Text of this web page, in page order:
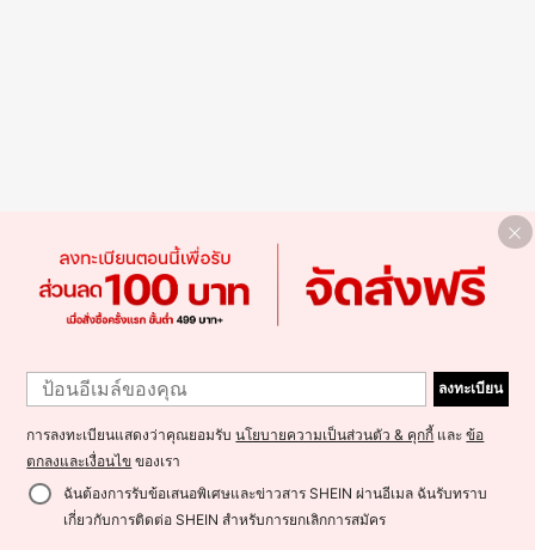
ลงทะเบียน
การลงทะเบียนแสดงว่าคุณยอมรับนโยบายความเป็นส่วนตัว & คุกกี้ และข้อ
ตกลงและเงื่อนไข ของเรา
ฉันต้องการรับข้อเสนอพิเศษและข่าวสาร SHEIN ผ่านอีเมล ฉันรับทราบ
เกี่ยวกับการติดต่อ SHEIN สำหรับการยกเลิกการสมัคร